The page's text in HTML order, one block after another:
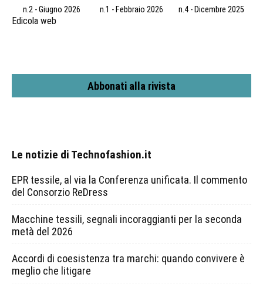
n.2 - Giugno 2026 n.1 - Febbraio 2026 n.4 - Dicembre 2025
Edicola web
Abbonati alla rivista
Le notizie di Technofashion.it
EPR tessile, al via la Conferenza unificata. Il commento
del Consorzio ReDress
Macchine tessili, segnali incoraggianti per la seconda
metà del 2026
Accordi di coesistenza tra marchi: quando convivere è
meglio che litigare